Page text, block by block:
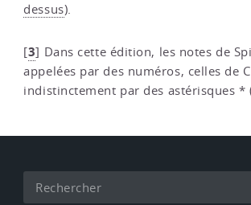
dessus).
[3] Dans cette édition, les notes de
appelées par des numéros, celles de
indistinctement par des astérisques *